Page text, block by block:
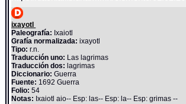
ixayotl
Paleografía: Ixaiotl
Grafía normalizada: ixayotl
Tipo: r.n.
Traducción uno: Las lagrimas
Traducción dos: lagrimas
Diccionario:Guerra
Fuente: 1692 Guerra
Folio: 54
Notas: Ixaiotl aio-- Esp: las-- Esp: la-- Esp: grimas --